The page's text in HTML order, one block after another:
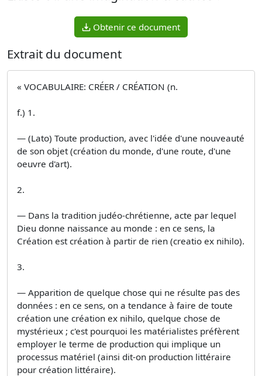
Obtenir ce document
Extrait du document
« VOCABULAIRE: CRÉER / CRÉATION (n.
f.) 1.
— (Lato) Toute production, avec l'idée d'une nouveauté
de son objet (création du monde, d'une route, d'une
oeuvre d'art).
2.
— Dans la tradition judéo-chrétienne, acte par lequel
Dieu donne naissance au monde : en ce sens, la
Création est création à partir de rien (creatio ex nihilo).
3.
— Apparition de quelque chose qui ne résulte pas des
données : en ce sens, on a tendance à faire de toute
création une création ex nihilo, quelque chose de
mystérieux ; c'est pourquoi les matérialistes préfèrent
employer le terme de production qui implique un
processus matériel (ainsi dit-on production littéraire
pour création littéraire).